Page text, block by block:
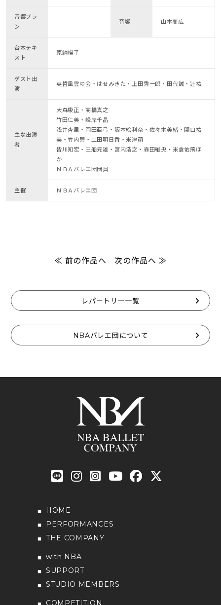
音響プラ
ン
音響 山本高広
台本テキ
スト
原納暢子
ゲスト出
演
英哲風雲の会・はせみきた・上田秀一郎・田代誠・辻祐
主な出演
者
大森康正・髙橋真之
竹田仁美・峰岸千晶
浅井杏里・岡田亜弓・阪本絵利奈・佐々木美緒・関口祐
美・竹内碧・土田明日香・米津萌
皆川知宏・三船元雄・宮内浩之・森田維央・米倉佑飛ほ
か
ＮＢＡバレエ団団員
主催 ＮＢＡバレエ団
≪ 前の作品へ 次の作品へ ≫
レパートリー一覧
NBAバレエ団について
HOME
PERFORMANCES
THE COMPANY
with NBA
SUPPORT
STUDIO MEMBERS
COMPETITION